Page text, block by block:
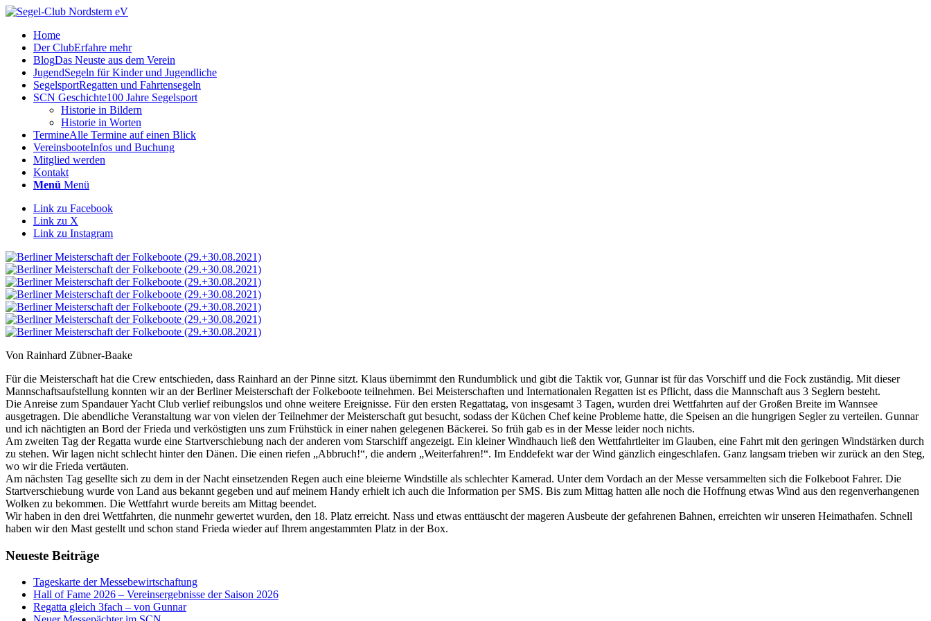
Home
Der ClubErfahre mehr
BlogDas Neuste aus dem Verein
JugendSegeln für Kinder und Jugendliche
SegelsportRegatten und Fahrtensegeln
SCN Geschichte100 Jahre Segelsport
Historie in Bildern
Historie in Worten
TermineAlle Termine auf einen Blick
VereinsbooteInfos und Buchung
Mitglied werden
Kontakt
Menü Menü
Link zu Facebook
Link zu X
Link zu Instagram
Von Rainhard Zübner-Baake
Für die Meisterschaft hat die Crew entschieden, dass Rainhard an der Pinne sitzt. Klaus übernimmt den Rundumblick und gibt die Taktik vor, Gunnar ist für das Vorschiff und die Fock zuständig. Mit dieser
Mannschaftsaufstellung konnten wir an der Berliner Meisterschaft der Folkeboote teilnehmen. Bei Meisterschaften und Internationalen Regatten ist es Pflicht, dass die Mannschaft aus 3 Seglern besteht.
Die Anreise zum Spandauer Yacht Club verlief reibungslos und ohne weitere Ereignisse. Für den ersten Regattatag, von insgesamt 3 Tagen, wurden drei Wettfahrten auf der Großen Breite im Wannsee
ausgetragen. Die abendliche Veranstaltung war von vielen der Teilnehmer der Meisterschaft gut besucht, sodass der Küchen Chef keine Probleme hatte, die Speisen an die hungrigen Segler zu verteilen. Gunnar
und ich nächtigten an Bord der Frieda und verköstigten uns zum Frühstück in einer nahen gelegenen Bäckerei. So früh gab es in der Messe leider noch nichts.
Am zweiten Tag der Regatta wurde eine Startverschiebung nach der anderen vom Starschiff angezeigt. Ein kleiner Windhauch ließ den Wettfahrtleiter im Glauben, eine Fahrt mit den geringen Windstärken durch
zu stehen. Wir lagen nicht schlecht hinter den Dänen. Die einen riefen „Abbruch!“, die andern „Weiterfahren!“. Im Enddefekt war der Wind gänzlich eingeschlafen. Ganz langsam trieben wir zurück an den Steg,
wo wir die Frieda vertäuten.
Am nächsten Tag gesellte sich zu dem in der Nacht einsetzenden Regen auch eine bleierne Windstille als schlechter Kamerad. Unter dem Vordach an der Messe versammelten sich die Folkeboot Fahrer. Die
Startverschiebung wurde von Land aus bekannt gegeben und auf meinem Handy erhielt ich auch die Information per SMS. Bis zum Mittag hatten alle noch die Hoffnung etwas Wind aus den regenverhangenen
Wolken zu bekommen. Die Wettfahrt wurde bereits am Mittag beendet.
Wir haben in den drei Wettfahrten, die nunmehr gewertet wurden, den 18. Platz erreicht. Nass und etwas enttäuscht der mageren Ausbeute der gefahrenen Bahnen, erreichten wir unseren Heimathafen. Schnell
haben wir den Mast gestellt und schon stand Frieda wieder auf Ihrem angestammten Platz in der Box.
Neueste Beiträge
Tageskarte der Messebewirtschaftung
Hall of Fame 2026 – Vereinsergebnisse der Saison 2026
Regatta gleich 3fach – von Gunnar